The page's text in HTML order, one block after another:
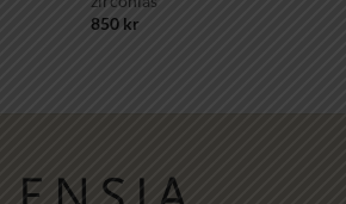
850 kr